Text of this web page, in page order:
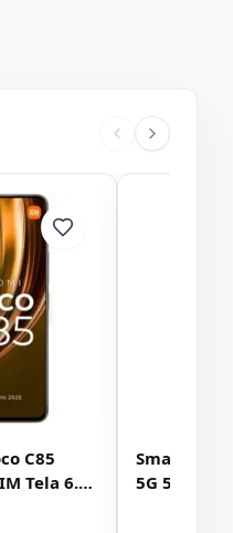
C85
Tela 6.9"
5G 512GB